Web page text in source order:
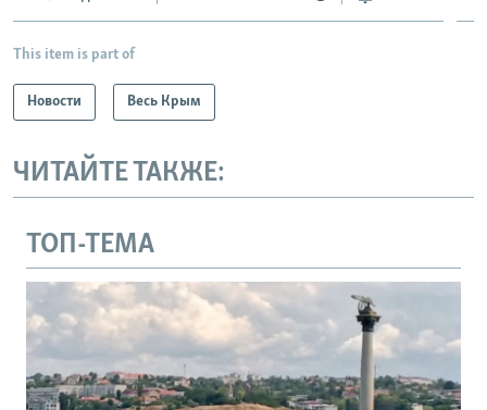
This item is part of
Новости Весь Крым
ЧИТАЙТЕ ТАКЖЕ:
ТОП-ТЕМА